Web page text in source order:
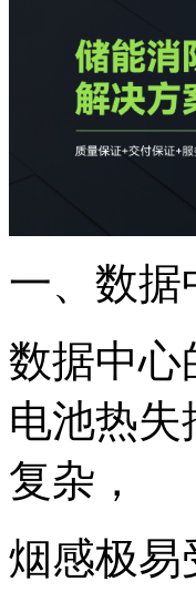
一、数据
数据中心
电池热
复杂，
烟感极易